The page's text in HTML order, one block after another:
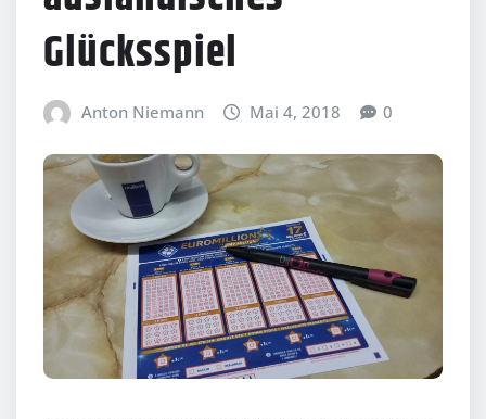
Glücksspiel
Anton Niemann Mai 4, 2018 0